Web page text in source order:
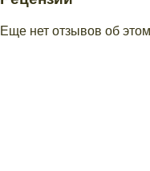
Еще нет отзывов об